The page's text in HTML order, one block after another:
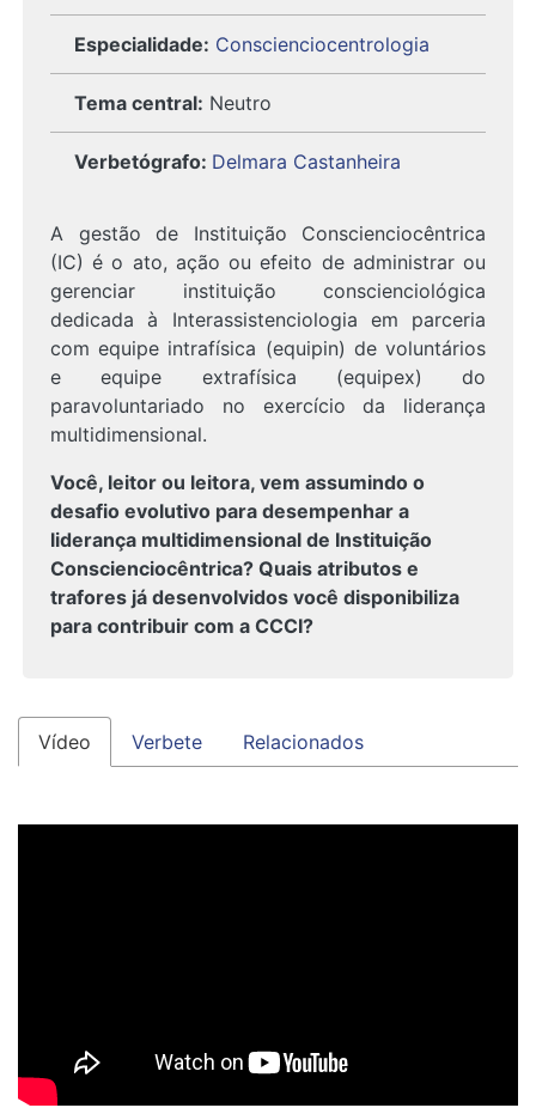
Especialidade: Conscienciocentrologia
Tema central: Neutro
Verbetógrafo: Delmara Castanheira
A gestão de Instituição Conscienciocêntrica
(IC) é o ato, ação ou efeito de administrar ou
gerenciar instituição conscienciológica
dedicada à Interassistenciologia em parceria
com equipe intrafísica (equipin) de voluntários
e equipe extrafísica (equipex) do
paravoluntariado no exercício da liderança
multidimensional.
Você, leitor ou leitora, vem assumindo o
desafio evolutivo para desempenhar a
liderança multidimensional de Instituição
Conscienciocêntrica? Quais atributos e
trafores já desenvolvidos você disponibiliza
para contribuir com a CCCI?
Vídeo Verbete Relacionados